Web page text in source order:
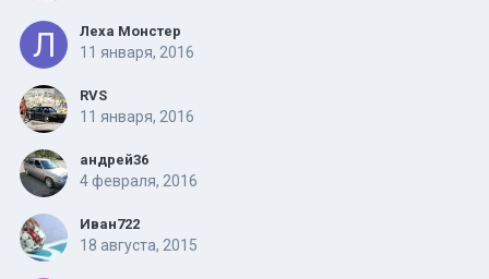
Леха Монстер
11 января, 2016
RVS
11 января, 2016
андрей36
4 февраля, 2016
Иван722
18 августа, 2015